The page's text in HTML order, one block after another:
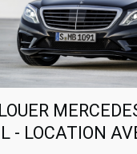
LOUER
L - LOCATION